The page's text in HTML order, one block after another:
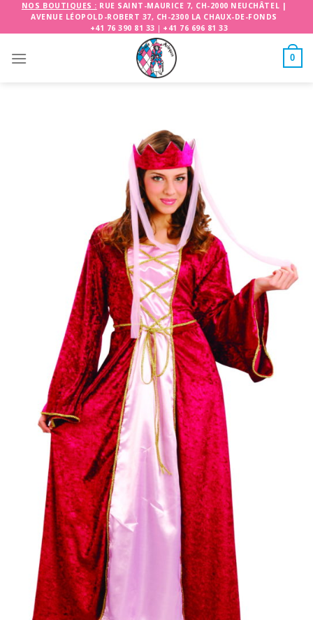
NOS BOUTIQUES : RUE SAINT-MAURICE 7, CH-2000 NEUCHÂTEL |
AVENUE LÉOPOLD-ROBERT 37, CH-2300 LA CHAUX-DE-FONDS
+41 76 390 81 33 | +41 76 696 81 33
0